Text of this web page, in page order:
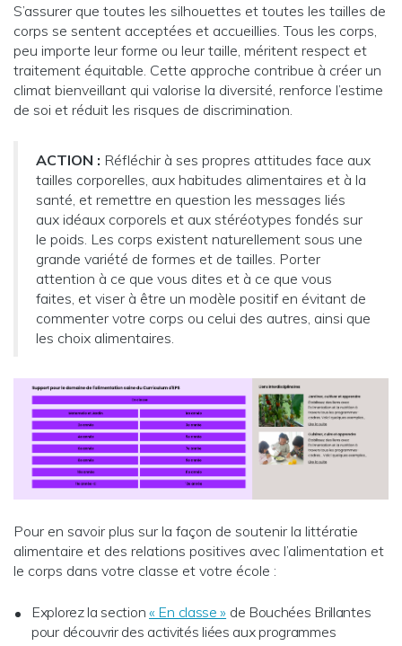
S’assurer que toutes les silhouettes et toutes les tailles de
corps se sentent acceptées et accueillies. Tous les corps,
peu importe leur forme ou leur taille, méritent respect et
traitement équitable. Cette approche contribue à créer un
climat bienveillant qui valorise la diversité, renforce l’estime
de soi et réduit les risques de discrimination.
ACTION : Réfléchir à ses propres attitudes face aux
tailles corporelles, aux habitudes alimentaires et à la
santé, et remettre en question les messages liés
aux idéaux corporels et aux stéréotypes fondés sur
le poids. Les corps existent naturellement sous une
grande variété de formes et de tailles. Porter
attention à ce que vous dites et à ce que vous
faites, et viser à être un modèle positif en évitant de
commenter votre corps ou celui des autres, ainsi que
les choix alimentaires.
Pour en savoir plus sur la façon de soutenir la littératie
alimentaire et des relations positives avec l’alimentation et
le corps dans votre classe et votre école :
Explorez la section « En classe » de Bouchées Brillantes
pour découvrir des activités liées aux programmes